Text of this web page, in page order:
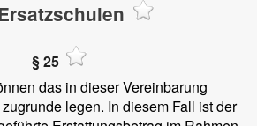
§ 25
das in dieser Vereinbarung
legen. In diesem Fall ist der